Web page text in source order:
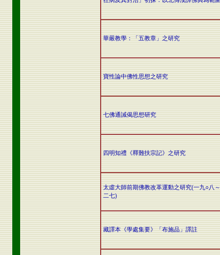
華嚴教學：「五教章」之研究
寶性論中佛性思想之研究
七佛通誡偈思想研究
四明知禮《釋難扶宗記》之研究
太虛大師前期佛教改革運動之研究(一九○八
二七)
藏譯本《學處集要》「布施品」譯註